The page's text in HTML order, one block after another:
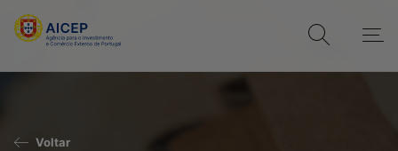
Voltar